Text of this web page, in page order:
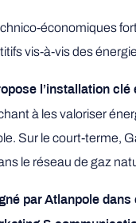
économiques
vis-à-vis des
l’installation
à les valoriser
Sur le court-terme,
le réseau de gaz
par Atlanpole